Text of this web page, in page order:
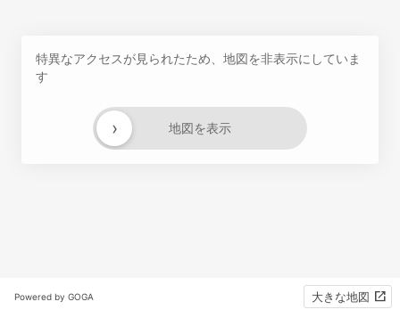
特異なアクセスが見られたため、地図を非表示にしていま
す
地図を表示
›
Powered by GOGA 大きな地図